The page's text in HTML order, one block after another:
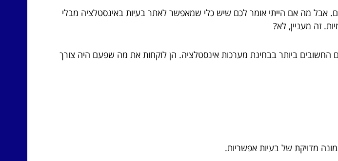
אבל מה אם הייתי אומר לכם שיש כלי שמאפשר לאתר בעיות באינסטלציה מבלי
זה מעניין, לא?
ביותר בבחינת מערכות אינסטלציה. הן לוקחות את מה שפעם היה צורך
מדויקת של בעיות אפשריות.